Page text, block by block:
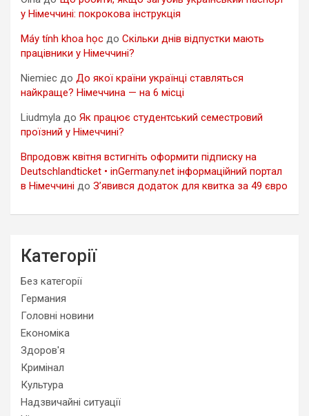
у Німеччині: покрокова інструкція
Máy tính khoa học до Скільки днів відпустки мають
працівники у Німеччині?
Niemiec до До якої країни українці ставляться
найкраще? Німеччина — на 6 місці
Liudmyla до Як працює студентський семестровий
проїзний у Німеччині?
Впродовж квітня встигніть оформити підписку на
Deutschlandticket • inGermany.net інформаційний портал
в Німеччині до З’явився додаток для квитка за 49 євро
Категорії
Без категорії
Германия
Головні новини
Економіка
Здоров'я
Кримінал
Культура
Надзвичайні ситуації